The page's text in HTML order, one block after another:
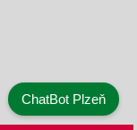
ChatBot Plzeň